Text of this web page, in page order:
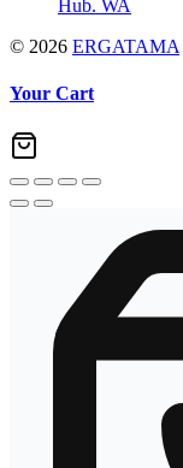
Hub. WA
© 2026 ERGATAMA
Your Cart